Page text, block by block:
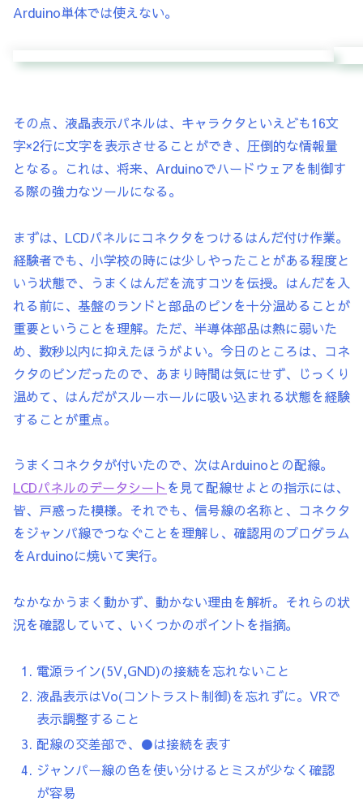
Arduino単体では使えない。
その点、液晶表示パネルは、キャラクタといえども16文
字×2行に文字を表示させることができ、圧倒的な情報量
となる。これは、将来、Arduinoでハードウェアを制御す
る際の強力なツールになる。
まずは、LCDパネルにコネクタをつけるはんだ付け作業。
経験者でも、小学校の時には少しやったことがある程度と
いう状態で、うまくはんだを流すコツを伝授。はんだを入
れる前に、基盤のランドと部品のピンを十分温めることが
重要ということを理解。ただ、半導体部品は熱に弱いた
め、数秒以内に抑えたほうがよい。今日のところは、コネ
クタのピンだったので、あまり時間は気にせず、じっくり
温めて、はんだがスルーホールに吸い込まれる状態を経験
することが重点。
うまくコネクタが付いたので、次はArduinoとの配線。
LCDパネルのデータシート を見て配線せよとの指示には、
皆、戸惑った模様。それでも、信号線の名称と、コネクタ
をジャンパ線でつなぐことを理解し、確認用のプログラム
をArduinoに焼いて実行。
なかなかうまく動かず、動かない理由を解析。それらの状
況を確認していて、いくつかのポイントを指摘。
電源ライン(5V,GND)の接続を忘れないこと
液晶表示はVo(コントラスト制御)を忘れずに。VRで
表示調整すること
配線の交差部で、●は接続を表す
ジャンパー線の色を使い分けるとミスが少なく確認
が容易